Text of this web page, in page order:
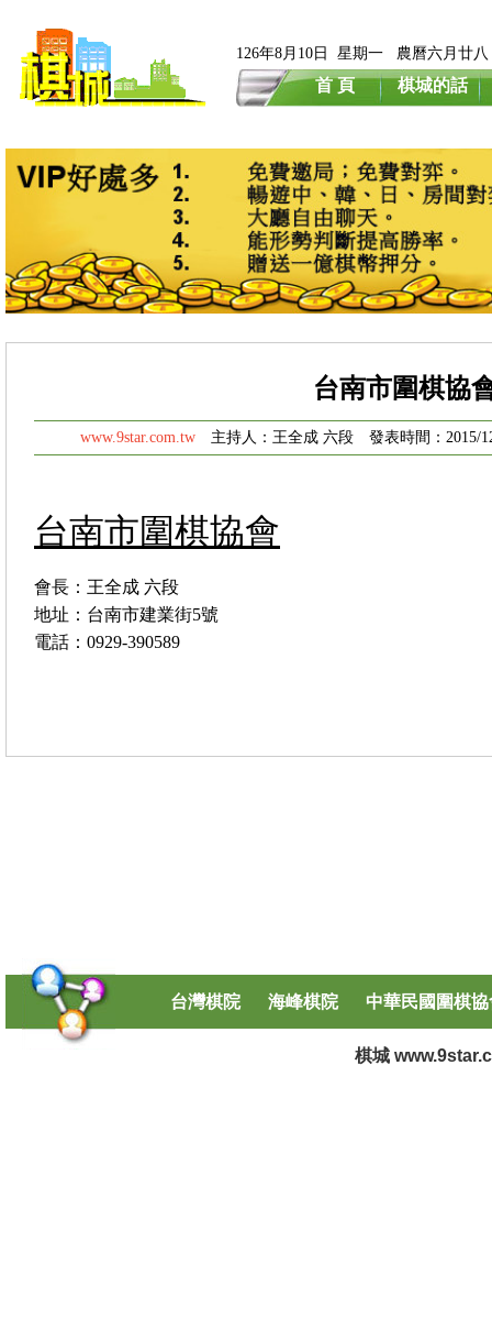
126年8月10日 星期一 農曆六月廿八
首 頁 棋城的話
台南市圍棋協
www.9star.com.tw主持人：王全成 六段 發表時間：2015/
台南市圍棋協會
會長：王全成 六段
地址：台南市建業街5號
電話：0929-390589
台灣棋院 海峰棋院 中華民國圍棋協
棋城